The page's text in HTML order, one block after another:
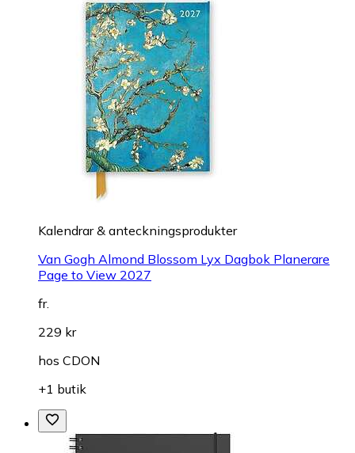
Kalendrar & anteckningsprodukter
Van Gogh Almond Blossom Lyx Dagbok Planerare
Page to View 2027
fr.
229 kr
hos CDON
+1 butik